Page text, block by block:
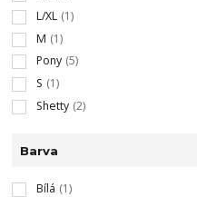
L/XL (1)
M (1)
Pony (5)
S (1)
Shetty (2)
Barva
Bílá (1)